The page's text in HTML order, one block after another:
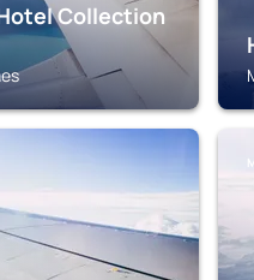
Collection